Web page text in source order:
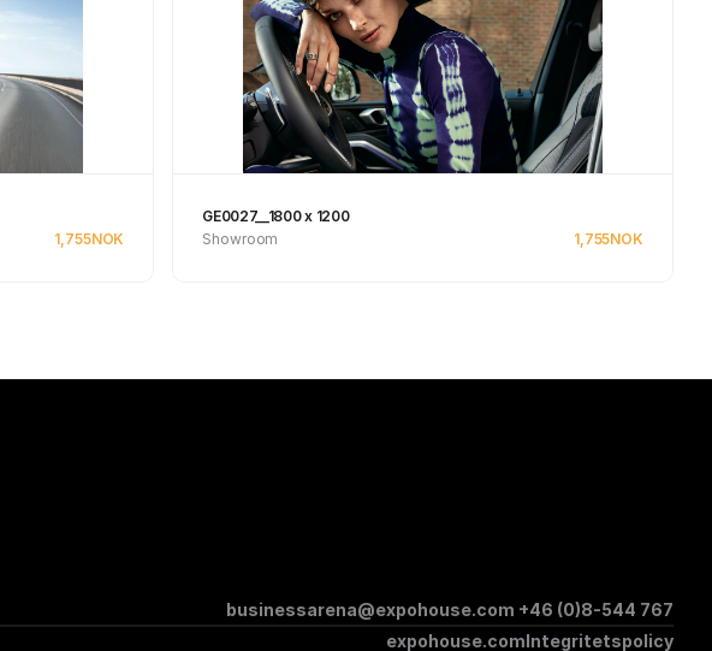
1,755NOK
GE0027__1800 x 1200
Showroom
1,755NOK
businessarena@expohouse.com +46 (0)8-544 767
expohouse.comIntegritetspolicy